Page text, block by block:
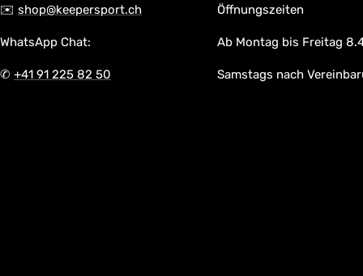
✉️ shop@keepersport.ch
WhatsApp Chat:
✆ +41 91 225 82 50
Öffnungszeiten
Ab Montag bis Freitag
Samstags nach